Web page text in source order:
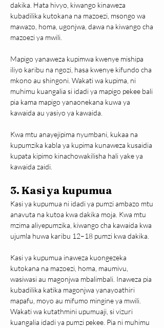
dakika. Hata hivyo, kiwango kinaweza
kubadilika kutokana na mazoezi, msongo wa
mawazo, homa, ugonjwa, dawa na kiwango cha
mazoezi ya mwili.
Mapigo yanaweza kupimwa kwenye mishipa
iliyo karibu na ngozi, hasa kwenye kifundo cha
mkono au shingoni. Wakati wa kupima, ni
muhimu kuangalia si idadi ya mapigo pekee bali
pia kama mapigo yanaonekana kuwa ya
kawaida au yasiyo ya kawaida.
Kwa mtu anayejipima nyumbani, kukaa na
kupumzika kabla ya kupima kunaweza kusaidia
kupata kipimo kinachowakilisha hali yake ya
kawaida zaidi.
3. Kasi ya kupumua
Kasi ya kupumua ni idadi ya pumzi ambazo mtu
anavuta na kutoa kwa dakika moja. Kwa mtu
mzima aliyepumzika, kiwango cha kawaida kwa
ujumla huwa karibu 12–18 pumzi kwa dakika.
Kasi ya kupumua inaweza kuongezeka
kutokana na mazoezi, homa, maumivu,
wasiwasi au magonjwa mbalimbali. Inaweza pia
kubadilika katika magonjwa yanayoathiri
mapafu, moyo au mifumo mingine ya mwili.
Wakati wa kutathmini upumuaji, si vizuri
kuangalia idadi ya pumzi pekee. Pia ni muhimu